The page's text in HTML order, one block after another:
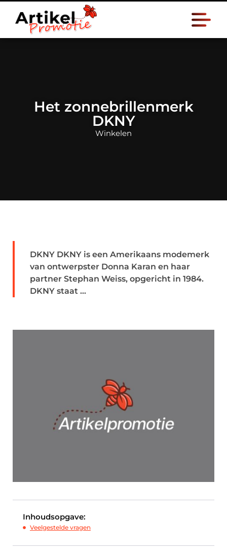
Het zonnebrillenmerk
DKNY
Winkelen
DKNY DKNY is een Amerikaans modemerk
van ontwerpster Donna Karan en haar
partner Stephan Weiss, opgericht in 1984.
DKNY staat ...
Inhoudsopgave:
Veelgestelde vragen